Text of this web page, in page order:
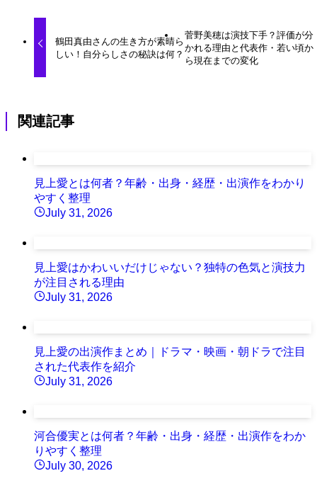
鶴田真由さんの生き方が素晴ら
しい！自分らしさの秘訣は何？
菅野美穂は演技下手？評価が分
かれる理由と代表作・若い頃か
ら現在までの変化
関連記事
見上愛とは何者？年齢・出身・経歴・出演作をわかり
やすく整理
July 31, 2026
見上愛はかわいいだけじゃない？独特の色気と演技力
が注目される理由
July 31, 2026
見上愛の出演作まとめ｜ドラマ・映画・朝ドラで注目
された代表作を紹介
July 31, 2026
河合優実とは何者？年齢・出身・経歴・出演作をわか
りやすく整理
July 30, 2026